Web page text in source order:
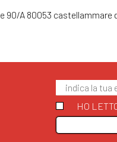
90/A 80053 castellammare
HO